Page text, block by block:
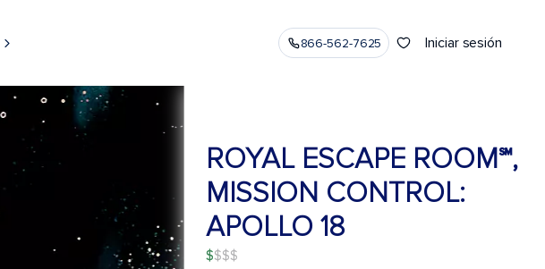
866-562-7625 Iniciar sesión
ROYAL ESCAPE ROOM℠,
MISSION CONTROL:
APOLLO 18
$